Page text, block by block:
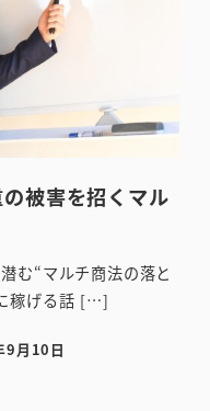
被害を招くマル
む“マルチ商法の落と
稼げる話 […]
月10日